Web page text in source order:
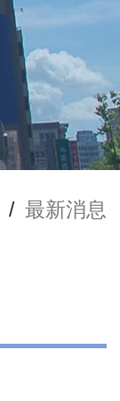
/ 最新消息